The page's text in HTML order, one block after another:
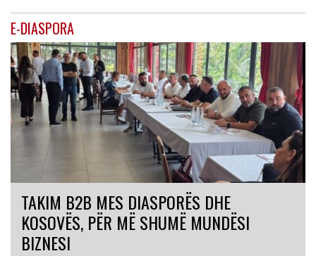
E-DIASPORA
TAKIM B2B MES DIASPORËS DHE
KOSOVËS, PËR MË SHUMË MUNDËSI
BIZNESI